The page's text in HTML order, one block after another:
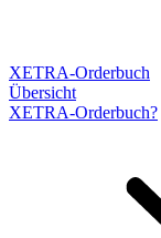
XETRA-Orderbuch
Übersicht
XETRA-Orderbuch?